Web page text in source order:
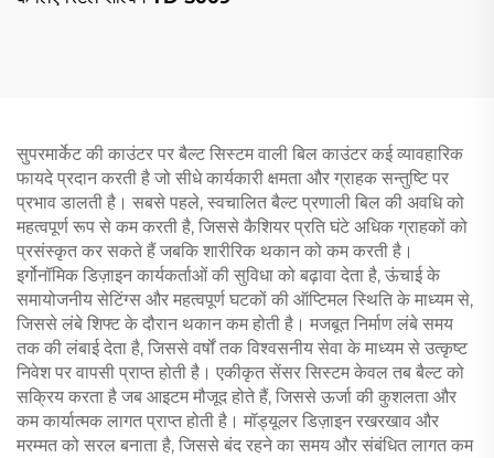
सुपरमार्केट की काउंटर पर बैल्ट सिस्टम वाली बिल काउंटर कई व्यावहारिक
फायदे प्रदान करती है जो सीधे कार्यकारी क्षमता और ग्राहक सन्तुष्टि पर
प्रभाव डालती है। सबसे पहले, स्वचालित बैल्ट प्रणाली बिल की अवधि को
महत्वपूर्ण रूप से कम करती है, जिससे कैशियर प्रति घंटे अधिक ग्राहकों को
प्रसंस्कृत कर सकते हैं जबकि शारीरिक थकान को कम करती है।
इर्गोनॉमिक डिज़ाइन कार्यकर्ताओं की सुविधा को बढ़ावा देता है, ऊंचाई के
समायोजनीय सेटिंग्स और महत्वपूर्ण घटकों की ऑप्टिमल स्थिति के माध्यम से,
जिससे लंबे शिफ्ट के दौरान थकान कम होती है। मजबूत निर्माण लंबे समय
तक की लंबाई देता है, जिससे वर्षों तक विश्वसनीय सेवा के माध्यम से उत्कृष्ट
निवेश पर वापसी प्राप्त होती है। एकीकृत सेंसर सिस्टम केवल तब बैल्ट को
सक्रिय करता है जब आइटम मौजूद होते हैं, जिससे ऊर्जा की कुशलता और
कम कार्यात्मक लागत प्राप्त होती है। मॉड्यूलर डिज़ाइन रखरखाव और
मरम्मत को सरल बनाता है, जिससे बंद रहने का समय और संबंधित लागत कम